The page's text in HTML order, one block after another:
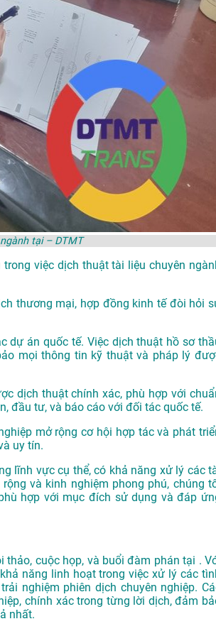
tại – DTMT
việc dịch thuật tài liệu chuyên
thương mại, hợp đồng kinh tế đòi hỏi
dự án quốc tế. Việc dịch thuật hồ sơ
mọi thông tin kỹ thuật và pháp lý
dịch thuật chính xác, phù hợp với
đầu tư, và báo cáo với đối tác quốc tế.
mở rộng cơ hội hợp tác và phát
uy tín.
lĩnh vực cụ thể, có khả năng xử lý các
và kinh nghiệm phong phú, chúng
hợp với mục đích sử dụng và đáp
cuộc họp, và buổi đàm phán tại .
năng linh hoạt trong việc xử lý các
nghiệm phiên dịch chuyên nghiệp.
chính xác trong từng lời dịch, đảm
nhất.